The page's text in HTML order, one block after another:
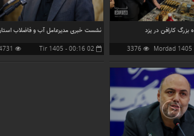
بزرگ کارافن در یزد
3376
بازدید
نشست خبری مدیرعامل آب و فاضلاب
بازدید